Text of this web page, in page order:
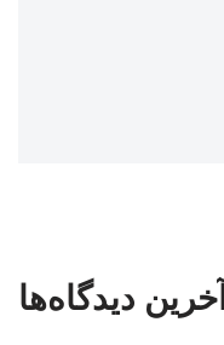
آخرین دیدگاه‌ها